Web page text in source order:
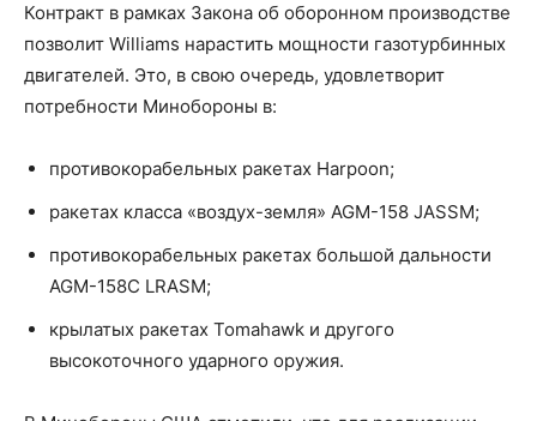
Контракт в рамках Закона об оборонном производстве
позволит Williams нарастить мощности газотурбинных
двигателей. Это, в свою очередь, удовлетворит
потребности Минобороны в:
противокорабельных ракетах Harpoon;
ракетах класса «воздух-земля» AGM-158 JASSM;
противокорабельных ракетах большой дальности
AGM-158C LRASM;
крылатых ракетах Tomahawk и другого
высокоточного ударного оружия.